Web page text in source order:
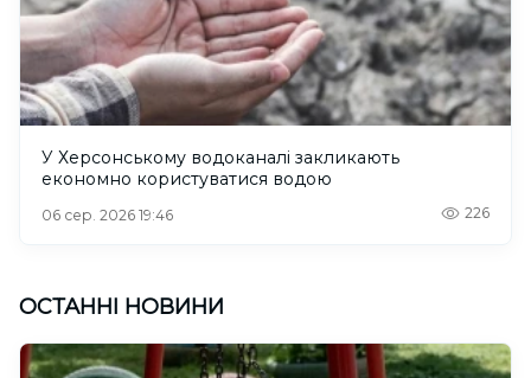
У Херсонському водоканалі закликають
економно користуватися водою
06 сер. 2026 19:46 226
ОСТАННІ НОВИНИ